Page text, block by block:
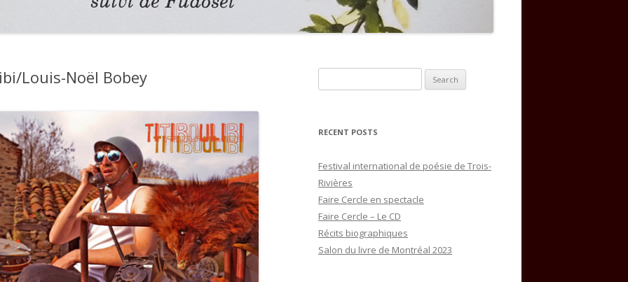
Louis-Noël Bobey
for:
RECENT POSTS
Festival international de poésie de Trois-
Rivières
Faire Cercle en spectacle
Faire Cercle – Le CD
Récits biographiques
Salon du livre de Montréal 2023